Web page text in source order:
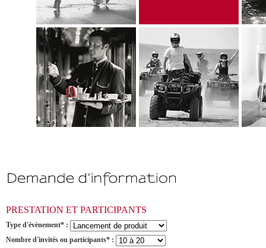
PRESTATION ET PARTICIPANTS
Type d'évènement* :
Nombre d'invités ou participants* :